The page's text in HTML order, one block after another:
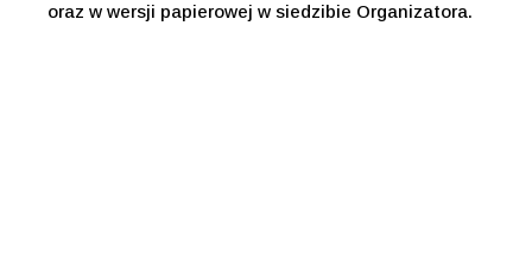
oraz w wersji papierowej w siedzibie Organizatora.